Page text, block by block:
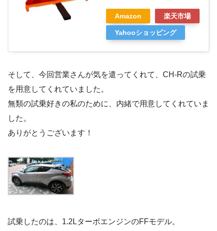
Amazon 楽天市場
Yahooショッピング
そして、今回営業さんが気を遣ってくれて、CH-Rの試乗
を用意してくれていました。
無類の試乗好きの私のために、内緒で用意してくれていま
した。
ありがとうございます！
試乗したのは、1.2LターボエンジンのFFモデル。